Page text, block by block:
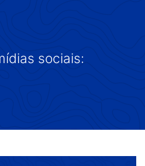
sociais: